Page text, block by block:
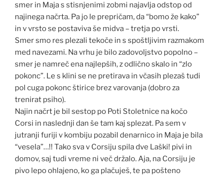
smer in Maja s stisnjenimi zobmi najavlja odstop od
najinega načrta. Pa jo le prepričam, da “bomo že kako”
in v vrsto se postaviva še midva – tretja po vrsti.
Smer smo res plezali tekoče in s spoštljivim razmakom
med navezami. Na vrhu je bilo zadovoljstvo popolno –
smer je namreč ena najlepših, z odlično skalo in “zlo
pokonc”. Le s klini se ne pretirava in včasih plezaš tudi
pol cuga pokonc štirice brez varovanja (dobro za
trenirat psiho).
Najin načrt je bil sestop po Poti Stoletnice na kočo
Corsi in naslednji dan še tam kaj splezat. Pa sem v
jutranji furiji v kombiju pozabil denarnico in Maja je bila
“vesela”…!! Tako sva v Corsiju spila dve Laški! pivi in
domov, saj tudi vreme ni več držalo. Aja, na Corsiju je
pivo lepo ohlajeno, ko ga plačuješ, te pa pošteno